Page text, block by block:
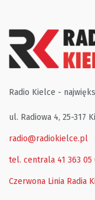
Radio Kielce -
ul. Radiowa 4, 25-317
radio@radiokielce.pl
tel. centrala 41 363 05
Czerwona Linia Radia